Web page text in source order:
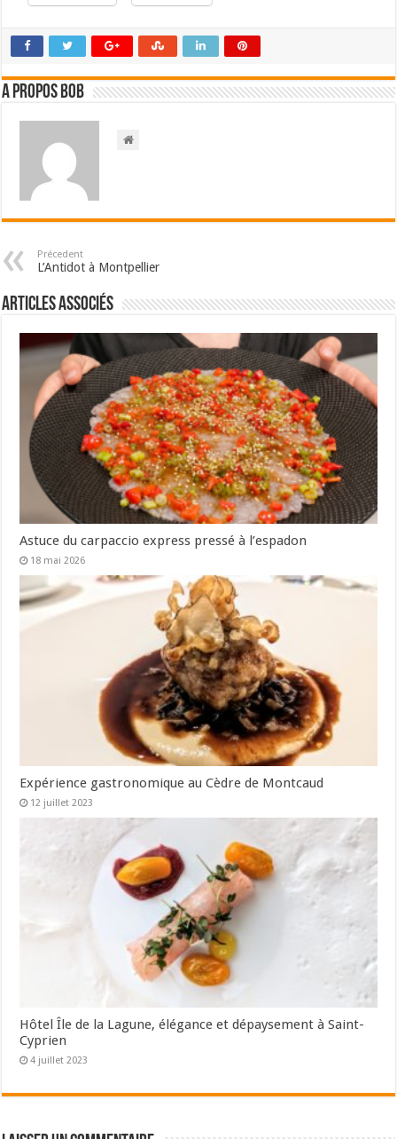
A propos bOb
Précedent
L’Antidot à Montpellier
Articles associés
Astuce du carpaccio express pressé à l’espadon
18 mai 2026
Expérience gastronomique au Cèdre de Montcaud
12 juillet 2023
Hôtel Île de la Lagune, élégance et dépaysement à Saint-
Cyprien
4 juillet 2023